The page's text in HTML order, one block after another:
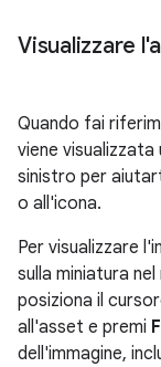
Visualizzare
Quando fai
viene visualizzata
sinistro per
o all'icona.
Per visualizzare
sulla miniatura
posiziona il
all'asset e premi
dell'immagine,